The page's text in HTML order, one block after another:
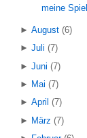
meine
►August (6)
►Juli (7)
►Juni (7)
►
Mai (7)
►April (7)
►
März (7)